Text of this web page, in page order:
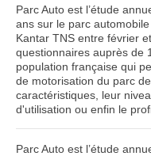
Parc Auto est l’étude
ans sur le parc
Kantar TNS entre février
questionnaires auprès de
population française qui
de motorisation du parc
caractéristiques, leur
d'utilisation ou enfin le
Parc Auto est l’étude